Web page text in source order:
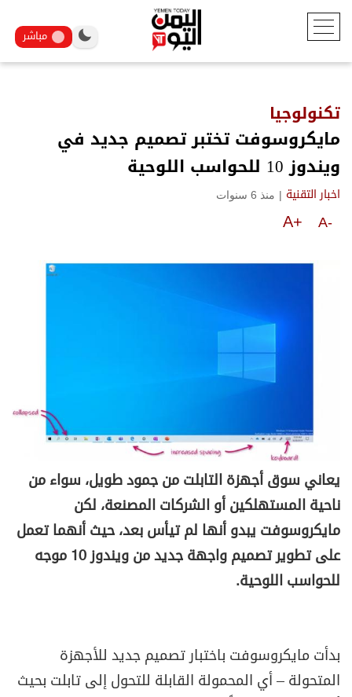
مباشر
تكنولوجيا
مايكروسوفت تختبر تصميم جديد في
ويندوز 10 للحواسب اللوحية
اخبار التقنية | منذ 6 سنوات
A-
A+
يعاني سوق أجهزة التابلت من جمود طويل، سواء من
ناحية المستهلكين أو الشركات المصنعة، لكن
مايكروسوفت يبدو أنها لم تيأس بعد، حيث أنهما تعمل
على تطوير تصميم واجهة جديد من ويندوز 10 موجه
للحواسب اللوحية.
بدأت مايكروسوفت باختبار تصميم جديد للأجهزة
المتحولة – أي المحمولة القابلة للتحول إلى تابلت بحيث